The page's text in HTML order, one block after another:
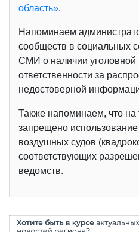
область».
Напоминаем
сообществ в социальных
СМИ о наличии уголовной
ответственности за
недостоверной
Также напоминаем, что на
запрещено
воздушных судов
соответствующих
ведомств.